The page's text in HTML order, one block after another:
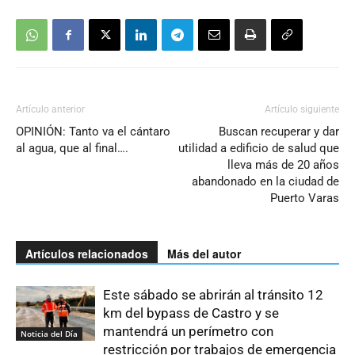
Artículo anterior
OPINIÓN: Tanto va el cántaro
al agua, que al final….
Artículo siguiente
Buscan recuperar y dar
utilidad a edificio de salud que
lleva más de 20 años
abandonado en la ciudad de
Puerto Varas
Artículos relacionados Más del autor
Noticia del Día
Este sábado se abrirán al tránsito 12
km del bypass de Castro y se
mantendrá un perímetro con
restricción por trabajos de emergencia